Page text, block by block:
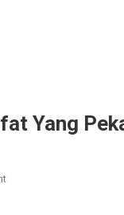
Yang
On